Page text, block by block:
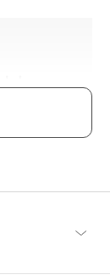
感的現代風